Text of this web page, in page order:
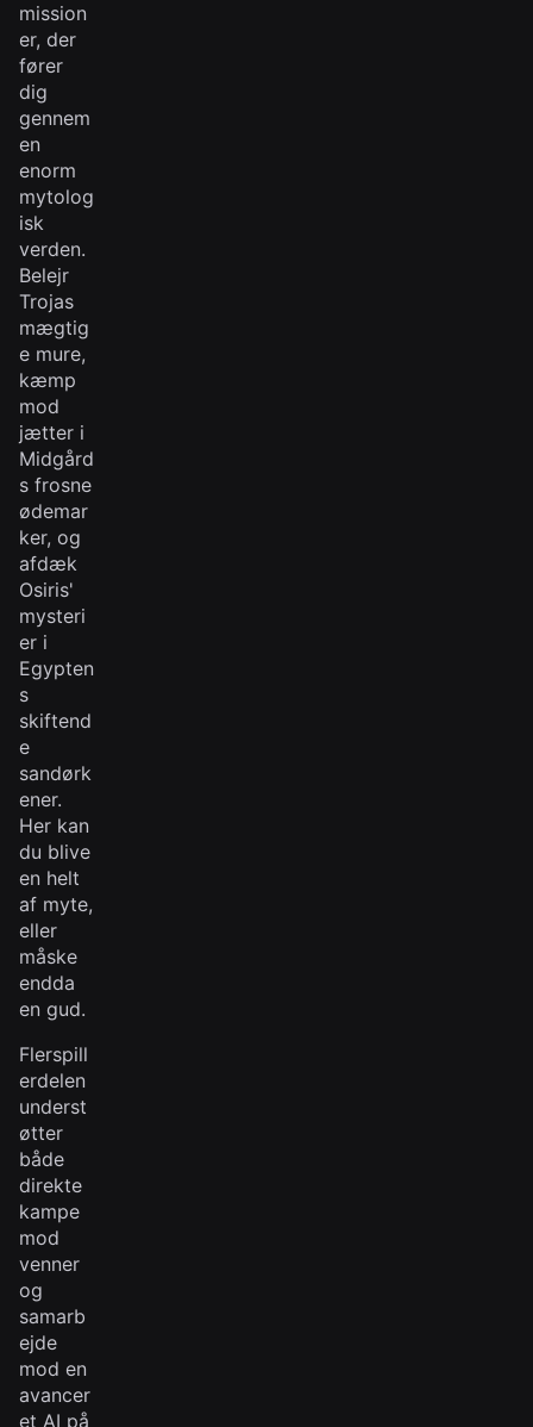
mission
er, der
fører
dig
gennem
en
enorm
mytolog
isk
verden.
Belejr
Trojas
mægtig
e mure,
kæmp
mod
jætter i
Midgård
s frosne
ødemar
ker, og
afdæk
Osiris'
mysteri
er i
Egypten
s
skiftend
e
sandørk
ener.
Her kan
du blive
en helt
af myte,
eller
måske
endda
en gud.
Flerspill
erdelen
underst
øtter
både
direkte
kampe
mod
venner
og
samarb
ejde
mod en
avancer
et AI på